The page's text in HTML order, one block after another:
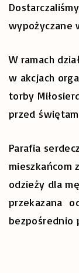
wypożyczane
W ramach
w akcjach
torby
przed
Parafia
mieszkańcom
odzieży dla
przekazana
bezpośrednio